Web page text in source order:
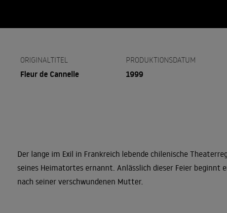
ORIGINALTITEL
Fleur de Cannelle
PRODUKTIONSDATUM
1999
Der lange im Exil in Frankreich lebende chilenische
seines Heimatortes ernannt. Anlässlich dieser Feier beginnt
nach seiner verschwundenen Mutter.